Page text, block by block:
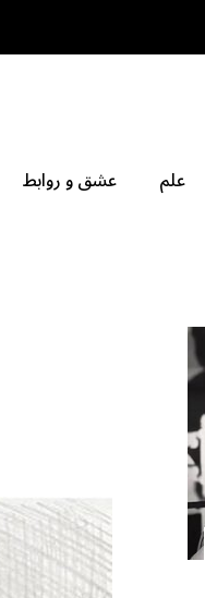
علم عشق و روابط